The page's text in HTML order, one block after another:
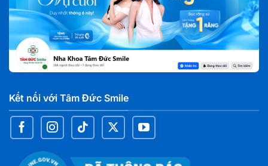
Kết nối với Tâm Đức Smile